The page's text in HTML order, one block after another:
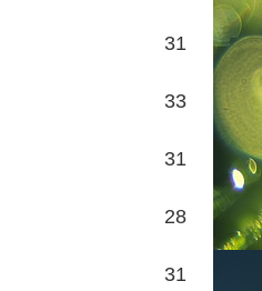
31
33
31
28
31